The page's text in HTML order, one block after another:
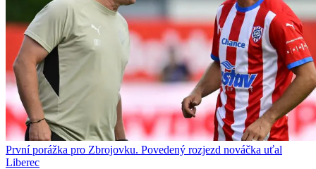
První porážka pro Zbrojovku. Povedený rozjezd nováčka uťal
Liberec